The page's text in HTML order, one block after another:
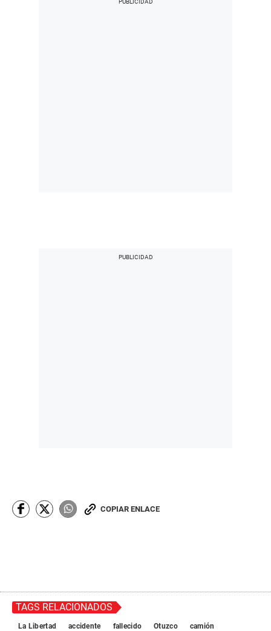
COPIAR ENLACE
TAGS RELACIONADOS
La Libertad accidente fallecido Otuzco camión